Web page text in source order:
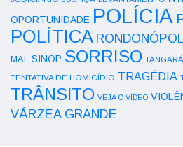
OPORTUNIDADE POLÍCIA
POLÍTICA
MAL SINOP SORRISO
TENTATIVA DE HOMICÍDIO TRAGÉDIA
TRÂNSITO VEJA O VÍDEO
VÁRZEA GRANDE